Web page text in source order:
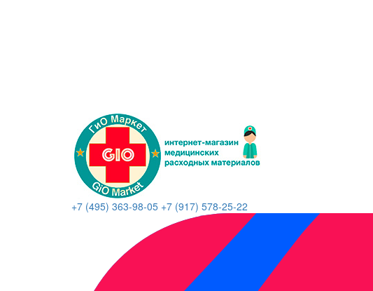
+7 (495) 363-98-05 +7 (917) 578-25-22